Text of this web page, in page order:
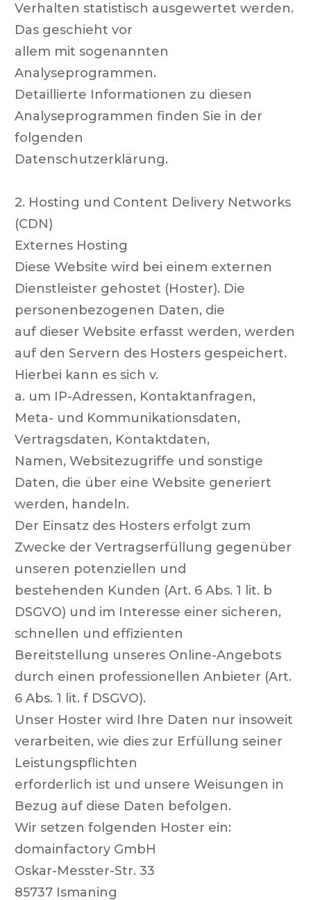
Verhalten statistisch ausgewertet werden.
Das geschieht vor
allem mit sogenannten
Analyseprogrammen.
Detaillierte Informationen zu diesen
Analyseprogrammen finden Sie in der
folgenden
Datenschutzerklärung.
2. Hosting und Content Delivery Networks
(CDN)
Externes Hosting
Diese Website wird bei einem externen
Dienstleister gehostet (Hoster). Die
personenbezogenen Daten, die
auf dieser Website erfasst werden, werden
auf den Servern des Hosters gespeichert.
Hierbei kann es sich v.
a. um IP-Adressen, Kontaktanfragen,
Meta- und Kommunikationsdaten,
Vertragsdaten, Kontaktdaten,
Namen, Websitezugriffe und sonstige
Daten, die über eine Website generiert
werden, handeln.
Der Einsatz des Hosters erfolgt zum
Zwecke der Vertragserfüllung gegenüber
unseren potenziellen und
bestehenden Kunden (Art. 6 Abs. 1 lit. b
DSGVO) und im Interesse einer sicheren,
schnellen und effizienten
Bereitstellung unseres Online-Angebots
durch einen professionellen Anbieter (Art.
6 Abs. 1 lit. f DSGVO).
Unser Hoster wird Ihre Daten nur insoweit
verarbeiten, wie dies zur Erfüllung seiner
Leistungspflichten
erforderlich ist und unsere Weisungen in
Bezug auf diese Daten befolgen.
Wir setzen folgenden Hoster ein:
domainfactory GmbH
Oskar-Messter-Str. 33
85737 Ismaning